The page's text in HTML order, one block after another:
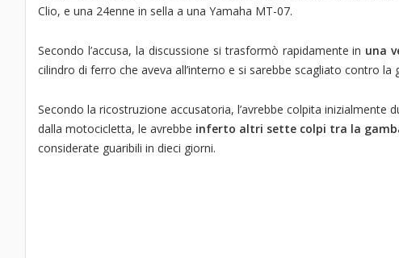
Clio, e una 24enne in sella a una Yamaha MT-07.
Secondo l’accusa, la discussione si trasformò rapidamente in una
cilindro di ferro che aveva all’interno e si sarebbe scagliato contro la
Secondo la ricostruzione accusatoria, l’avrebbe colpita
dalla motocicletta, le avrebbe inferto altri sette colpi tra la
considerate guaribili in dieci giorni.